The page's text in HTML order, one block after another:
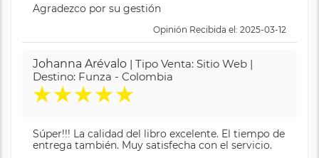
Agradezco por su gestión
Opinión Recibida el: 2025-03-12
Johanna Arévalo | Tipo Venta: Sitio Web |
Destino: Funza - Colombia
★★★★★
Súper!!! La calidad del libro excelente. El tiempo de
entrega también. Muy satisfecha con el servicio.